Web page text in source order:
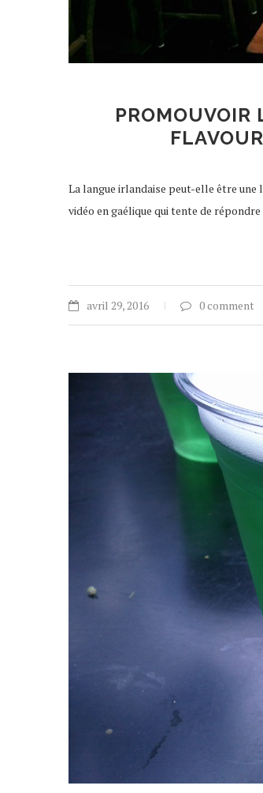
La langue irlandaise peut-elle être
vidéo en gaélique qui tente de
avril 29, 2016 0 comment